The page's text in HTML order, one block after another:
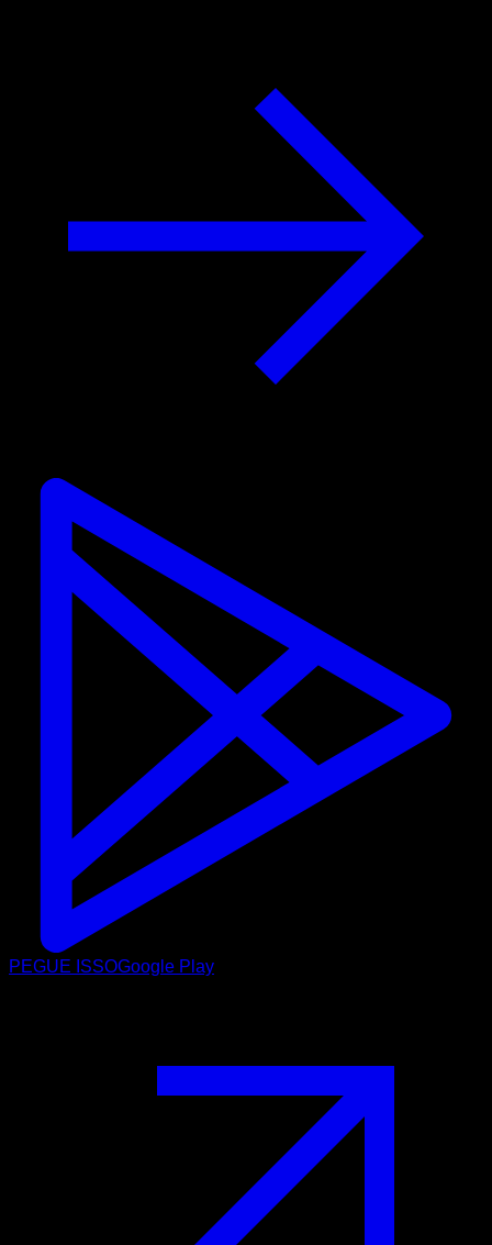
PEGUE ISSOGoogle Play